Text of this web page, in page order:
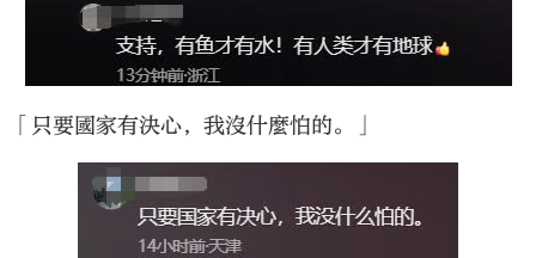
「只要國家有決心，我沒什麼怕的。」